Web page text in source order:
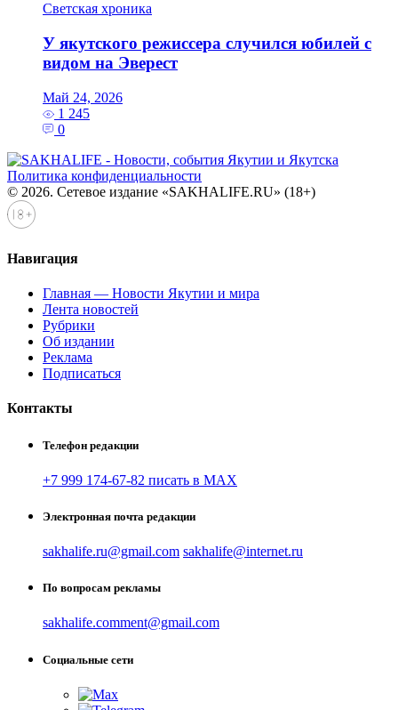
Светская хроника
У якутского режиссера случился юбилей с
видом на Эверест
Май 24, 2026
1 245
0
Политика конфиденциальности
© 2026. Сетевое издание «SAKHALIFE.RU» (18+)
Навигация
Главная — Новости Якутии и мира
Лента новостей
Рубрики
Об издании
Реклама
Подписаться
Контакты
Телефон редакции
+7 999 174-67-82 писать в MAX
Электронная почта редакции
sakhalife.ru@gmail.com sakhalife@internet.ru
По вопросам рекламы
sakhalife.comment@gmail.com
Социальные сети